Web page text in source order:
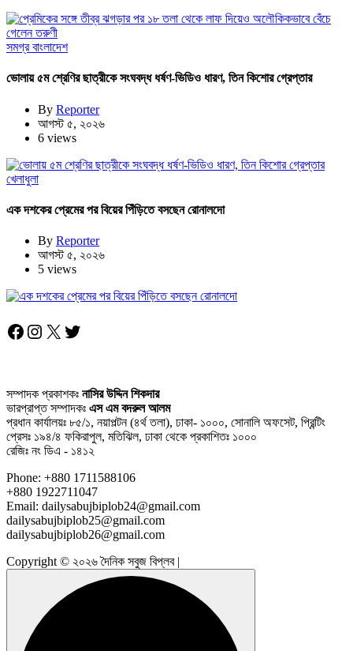
সমগ্র বাংলাদেশ
ভোলায় ৫ম শ্রেণির ছাত্রীকে সংঘবদ্ধ ধর্ষণ-ভিডিও ধারণ, তিন কিশোর গ্রেপ্তার
By Reporter
আগস্ট ৫, ২০২৬
6 views
খেলাধুলা
এক দশকের প্রেমের পর বিয়ের পিঁড়িতে বসছেন রোনালদো
By Reporter
আগস্ট ৫, ২০২৬
5 views
Facebook
Instagram
X Twitter
সম্পাদক প্রকাশকঃ নাসির উদ্দিন শিকদার
ভারপ্রাপ্ত সম্পাদকঃ এস এম বদরুল আলম
প্রধান কার্যালয়ঃ ৮৫/১, নয়াপল্টন (৪র্থ তলা), ঢাকা- ১০০০, সোনালি অফসেট, প্রিন্টিং
প্রেসঃ ১৯৪/৪ ফকিরাপুল, মতিঝিল, ঢাকা থেকে প্রকাশিতঃ ১০০০
রেজিঃ নং ডিএ - ১৪১২
Phone: +880 1711588106
+880 1922711047
Email: dailysabujbiplob24@gmail.com
dailysabujbiplob25@gmail.com
dailysabujbiplob26@gmail.com
Copyright © ২০২৬ দৈনিক সবুজ বিপ্লব |